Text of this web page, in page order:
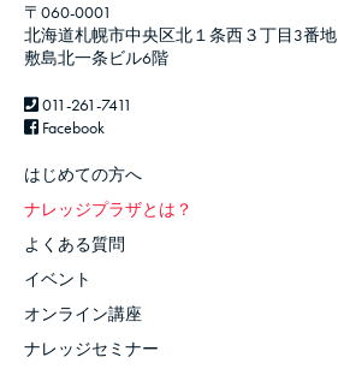
〒060-0001
北海道札幌市中央区北１条西３丁目3番地
敷島北一条ビル6階
011-261-7411
Facebook
はじめての方へ
ナレッジプラザとは？
よくある質問
イベント
オンライン講座
ナレッジセミナー